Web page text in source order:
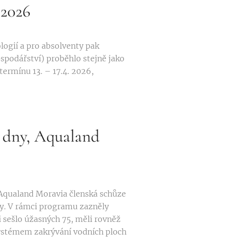
a pro absolventy pak
proběhlo stejně jako
13. – 17.4. 2026,
Aqualand
Moravia členská schůze
V rámci programu zazněly
úžasných 75, měli rovněž
zakrývání vodních ploch